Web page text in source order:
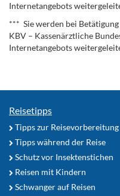
Internetangebots
*** Sie werden bei
KBV – Kassenärztliche
Internetangebots
Reisetipps
Tipps zur Reisevorbereitung
Tipps während der Reise
Schutz vor Insektenstichen
Reisen mit Kindern
Schwanger auf Reisen